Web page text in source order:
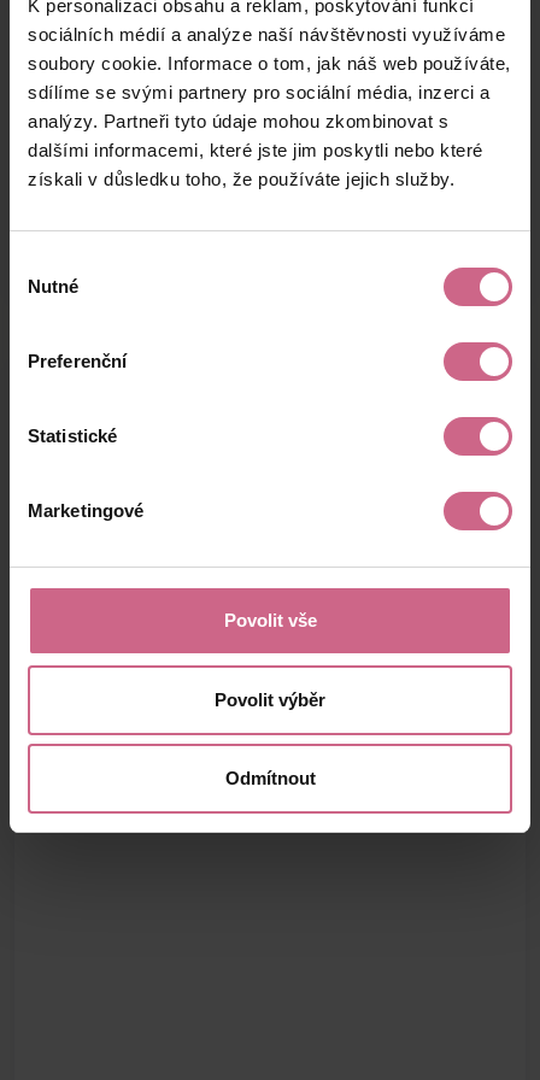
K personalizaci obsahu a reklam, poskytování funkcí
sociálních médií a analýze naší návštěvnosti využíváme
soubory cookie. Informace o tom, jak náš web používáte,
sdílíme se svými partnery pro sociální média, inzerci a
analýzy. Partneři tyto údaje mohou zkombinovat s
dalšími informacemi, které jste jim poskytli nebo které
získali v důsledku toho, že používáte jejich služby.
souhlasu
Nutné
Preferenční
Statistické
Marketingové
Povolit vše
Povolit výběr
Odmítnout
J****
J****
12. 8. 2025
22:07:57
B****
Z****
1 000 Kč
12. 8. 2025
22:06:42
830 Kč
M****
Š****
100 Kč
12. 8. 2025
22:06:28
83 Kč
keyboard_arrow_left keyboard_arrow_right